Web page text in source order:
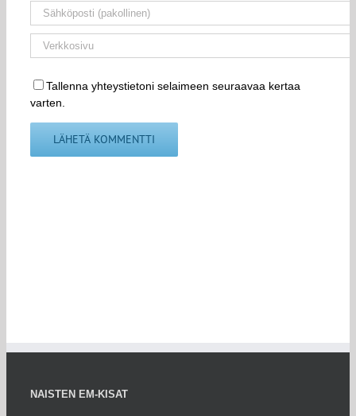
Tallenna yhteystietoni selaimeen seuraavaa kertaa
varten.
NAISTEN EM-KISAT